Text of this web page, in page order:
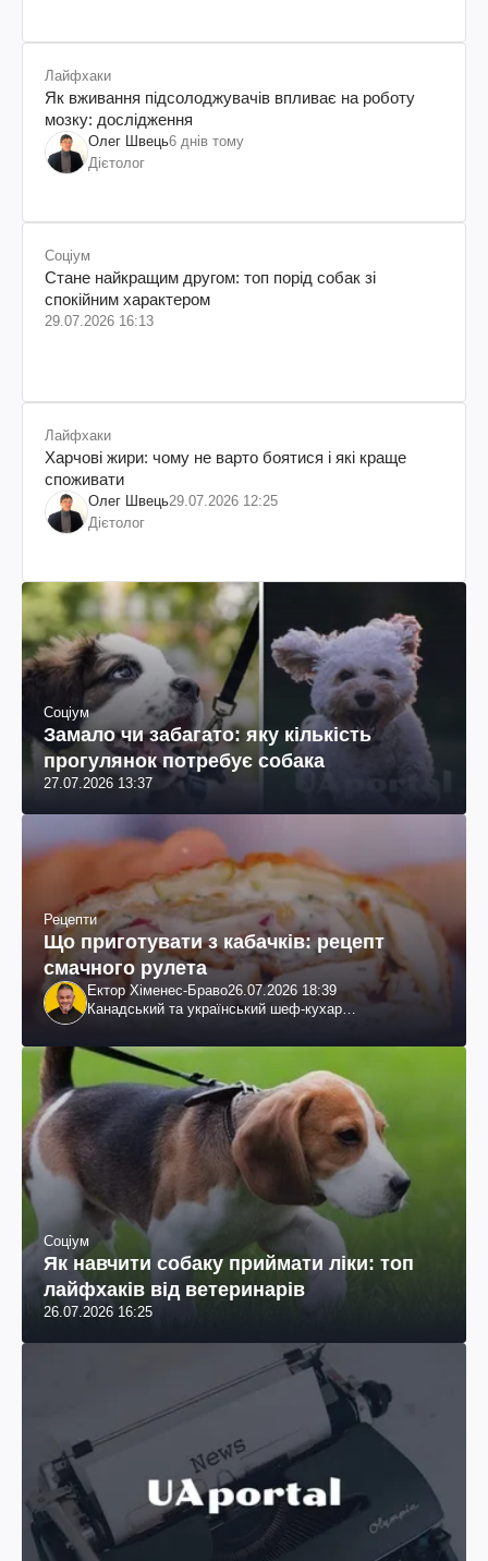
Лайфхаки
Як вживання підсолоджувачів впливає на роботу
мозку: дослідження
Олег Швець6 днів тому
Дієтолог
Соціум
Стане найкращим другом: топ порід собак зі
спокійним характером
29.07.2026 16:13
Лайфхаки
Харчові жири: чому не варто боятися і які краще
споживати
Олег Швець29.07.2026 12:25
Дієтолог
Соціум
Замало чи забагато: яку кількість
прогулянок потребує собака
27.07.2026 13:37
Рецепти
Що приготувати з кабачків: рецепт
смачного рулета
Ектор Хіменес-Браво26.07.2026 18:39
Канадський та український шеф-кухар
Соціум
Як навчити собаку приймати ліки: топ
лайфхаків від ветеринарів
26.07.2026 16:25